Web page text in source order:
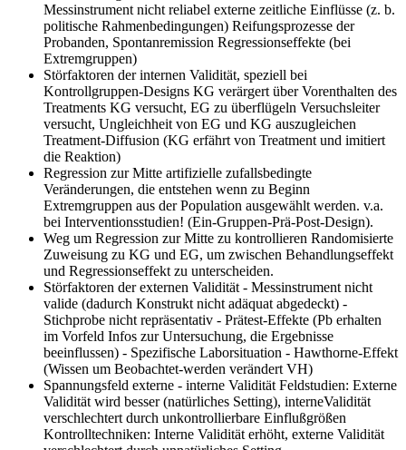
Messinstrument nicht reliabel externe zeitliche Einflüsse (z. b.
politische Rahmenbedingungen) Reifungsprozesse der
Probanden, Spontanremission Regressionseffekte (bei
Extremgruppen)
Störfaktoren der internen Validität, speziell bei
Kontrollgruppen-Designs KG verärgert über Vorenthalten des
Treatments KG versucht, EG zu überflügeln Versuchsleiter
versucht, Ungleichheit von EG und KG auszugleichen
Treatment-Diffusion (KG erfährt von Treatment und imitiert
die Reaktion)
Regression zur Mitte artifizielle zufallsbedingte
Veränderungen, die entstehen wenn zu Beginn
Extremgruppen aus der Population ausgewählt werden. v.a.
bei Interventionsstudien! (Ein-Gruppen-Prä-Post-Design).
Weg um Regression zur Mitte zu kontrollieren Randomisierte
Zuweisung zu KG und EG, um zwischen Behandlungseffekt
und Regressionseffekt zu unterscheiden.
Störfaktoren der externen Validität - Messinstrument nicht
valide (dadurch Konstrukt nicht adäquat abgedeckt) -
Stichprobe nicht repräsentativ - Prätest-Effekte (Pb erhalten
im Vorfeld Infos zur Untersuchung, die Ergebnisse
beeinflussen) - Spezifische Laborsituation - Hawthorne-Effekt
(Wissen um Beobachtet-werden verändert VH)
Spannungsfeld externe - interne Validität Feldstudien: Externe
Validität wird besser (natürliches Setting), interneValidität
verschlechtert durch unkontrollierbare Einflußgrößen
Kontrolltechniken: Interne Validität erhöht, externe Validität